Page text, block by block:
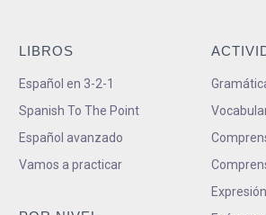
LIBROS
Español en 3-2-1
Spanish To The Point
Español avanzado
Vamos a practicar